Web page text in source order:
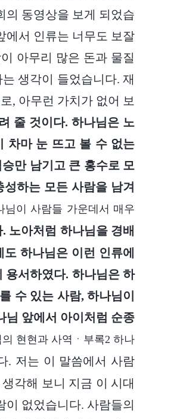
의 동영상을 보게 되었습
에서 인류는 너무도 보잘
아무리 많은 돈과 물질
생각이 들었습니다. 재
, 아무런 가치가 없어 보
줄 것이다. 하나님은 노
차마 눈 뜨고 볼 수 없는
만 남기고 큰 홍수로 모
하는 모든 사람을 남겨
이 사람들 가운데서 매우
노아처럼 하나님을 경배
하나님은 이런 인류에
용서하였다. 하나님은 하
수 있는 사람, 하나님이
님 앞에서 아이처럼 순종
현현과 사역ㆍ부록2 하나
. 저는 이 말씀에서 사람
각해 보니 지금 이 시대
없었습니다. 사람들의